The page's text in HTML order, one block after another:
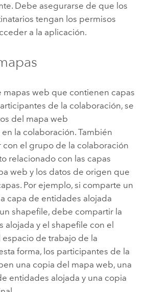
Debe asegurarse de que los
tengan los permisos
a la aplicación.
mapas web que contienen capas
de la colaboración, se
del mapa web
la colaboración. También
el grupo de la colaboración
relacionado con las capas
web y los datos de origen que
Por ejemplo, si comparte un
capa de entidades alojada
shapefile, debe compartir la
alojada y el shapefile con el
de trabajo de la
forma, los participantes de la
una copia del mapa web, una
entidades alojada y una copia